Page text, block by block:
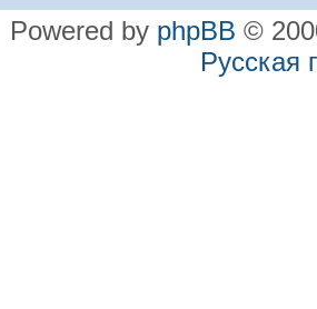
Powered by phpBB ©
Русская